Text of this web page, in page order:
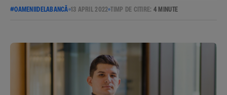
Campanii
#OAMENIIDELABANCĂ 13 APRIL 2022 TIMP DE CITIRE: 4 MINUTE